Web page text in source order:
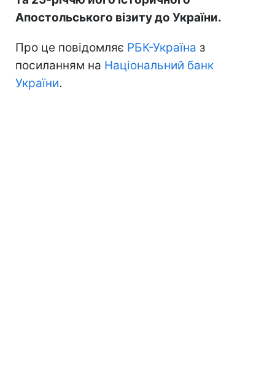
Апостольського візиту до України.
Про це повідомляє РБК-Україна з
посиланням на Національний банк
України.